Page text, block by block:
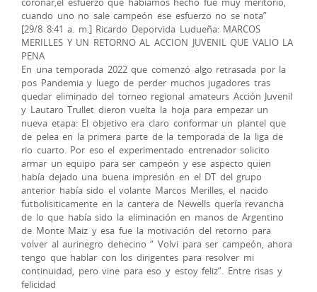
cuando uno no sale campeón ese esfuerzo no se nota”
[29/8 8:41 a. m.] Ricardo Deporvida Ludueña: MARCOS
MERILLES Y UN RETORNO AL ACCION JUVENIL QUE VALIO LA
PENA
En una temporada 2022 que comenzó algo retrasada por la
pos Pandemia y luego de perder muchos jugadores tras
quedar eliminado del torneo regional amateurs Acción Juvenil
y Lautaro Trullet dieron vuelta la hoja para empezar un
nueva etapa: El objetivo era claro conformar un plantel que
de pelea en la primera parte de la temporada de la liga de
rio cuarto. Por eso el experimentado entrenador solicito
armar un equipo para ser campeón y ese aspecto quien
había dejado una buena impresión en el DT del grupo
anterior había sido el volante Marcos Merilles, el nacido
futbolisiticamente en la cantera de Newells quería revancha
de lo que había sido la eliminación en manos de Argentino
de Monte Maiz y esa fue la motivación del retorno para
volver al aurinegro dehecino “ Volvi para ser campeón, ahora
tengo que hablar con los dirigentes para resolver mi
continuidad, pero vine para eso y estoy feliz”. Entre risas y
felicidad